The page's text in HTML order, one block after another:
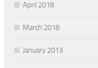
April 2018
March 2018
January 2013